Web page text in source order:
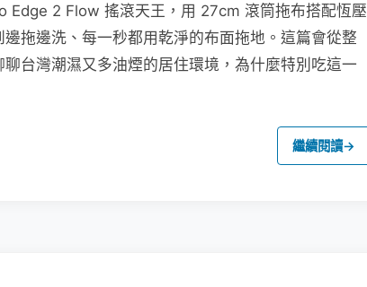
Edge 2 Flow 搖滾天王，用 27cm 滾筒拖布搭配恆壓
拖邊洗、每一秒都用乾淨的布面拖地。這篇會從整
台灣潮濕又多油煙的居住環境，為什麼特別吃這一
繼續閱讀→